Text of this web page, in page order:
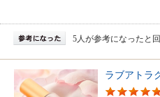
5人が参考になったと
ラブアトラ